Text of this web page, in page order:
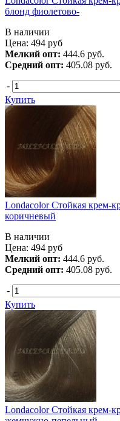
блонд фиолетово-
В наличии
Цена: 494 руб
Мелкий опт: 444.6 руб.
Средний опт: 405.08 руб.
-
Купить
Londacolor Стойкая крем-
коричневый
В наличии
Цена: 494 руб
Мелкий опт: 444.6 руб.
Средний опт: 405.08 руб.
-
Купить
Londacolor Стойкая крем-